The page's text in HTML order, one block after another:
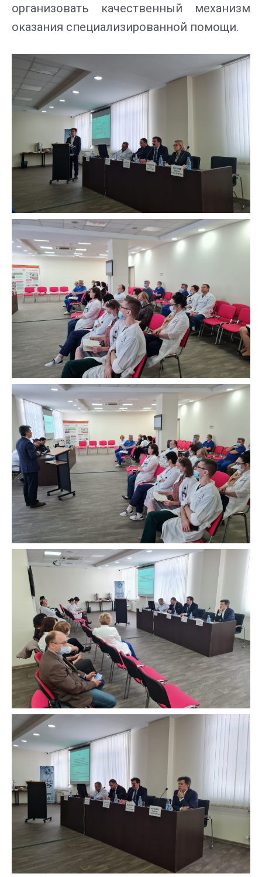
организовать качественный механизм
оказания специализированной помощи.